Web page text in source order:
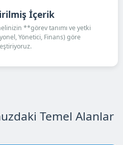
İçerik
**görev tanımı ve yetki
Yönetici, Finans) göre
Temel Alanlar